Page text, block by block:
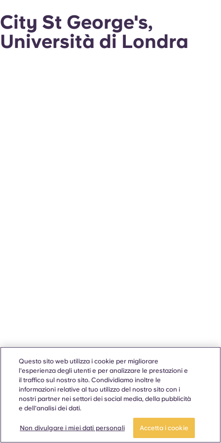
City St George's,
Università di Londra
Questo sito web utilizza i cookie per migliorare
l'esperienza degli utenti e per analizzare le prestazioni e
il traffico sul nostro sito. Condividiamo inoltre le
informazioni relative al tuo utilizzo del nostro sito con i
nostri partner nei settori dei social media, della pubblicità
e dell'analisi dei dati.
Non divulgare i miei dati personali Accetta i cookie